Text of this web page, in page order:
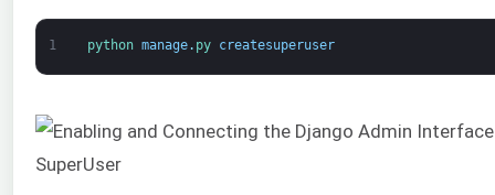
1 python manage. py createsuperuser